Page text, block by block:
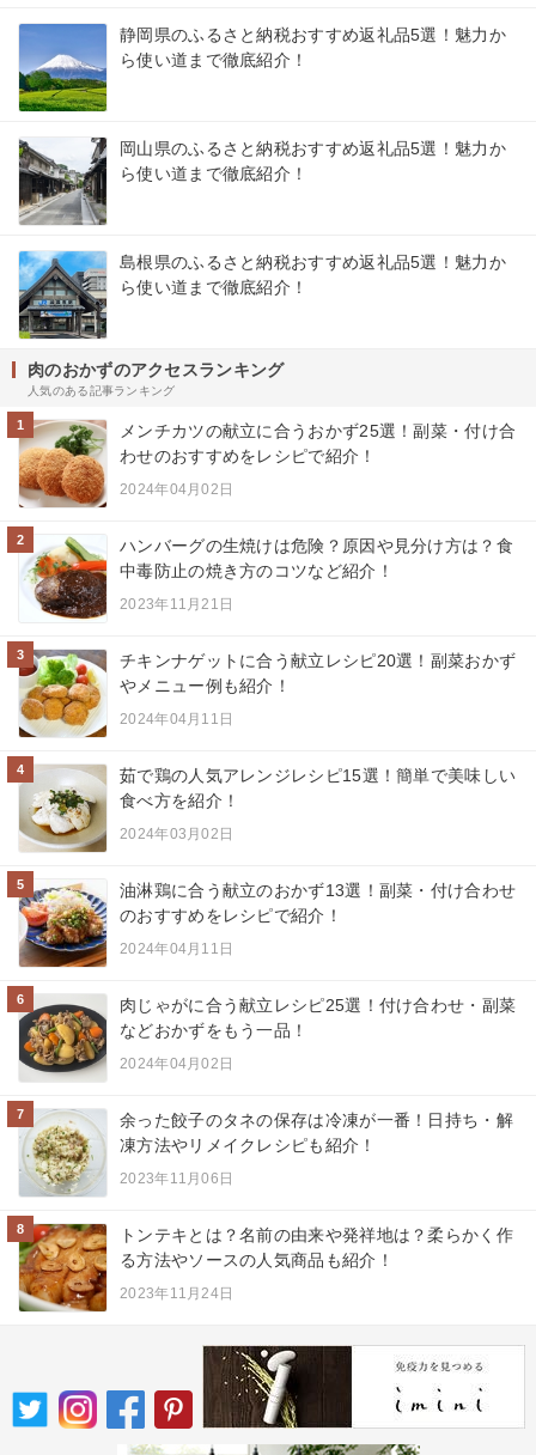
静岡県のふるさと納税おすすめ返礼品5選！魅力か
ら使い道まで徹底紹介！
岡山県のふるさと納税おすすめ返礼品5選！魅力か
ら使い道まで徹底紹介！
島根県のふるさと納税おすすめ返礼品5選！魅力か
ら使い道まで徹底紹介！
肉のおかずのアクセスランキング
人気のある記事ランキング
1
メンチカツの献立に合うおかず25選！副菜・付け合
わせのおすすめをレシピで紹介！
2024年04月02日
2
ハンバーグの生焼けは危険？原因や見分け方は？食
中毒防止の焼き方のコツなど紹介！
2023年11月21日
3
チキンナゲットに合う献立レシピ20選！副菜おかず
やメニュー例も紹介！
2024年04月11日
4
茹で鶏の人気アレンジレシピ15選！簡単で美味しい
食べ方を紹介！
2024年03月02日
5
油淋鶏に合う献立のおかず13選！副菜・付け合わせ
のおすすめをレシピで紹介！
2024年04月11日
6
肉じゃがに合う献立レシピ25選！付け合わせ・副菜
などおかずをもう一品！
2024年04月02日
7
余った餃子のタネの保存は冷凍が一番！日持ち・解
凍方法やリメイクレシピも紹介！
2023年11月06日
8
トンテキとは？名前の由来や発祥地は？柔らかく作
る方法やソースの人気商品も紹介！
2023年11月24日